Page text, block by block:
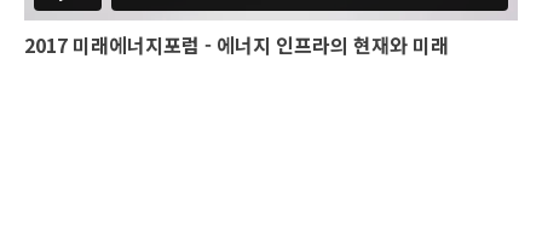
2017 미래에너지포럼 - 에너지 인프라의 현재와 미래